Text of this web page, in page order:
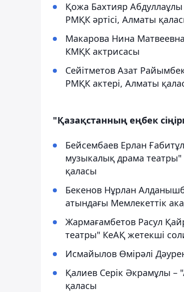
Қожа Бахтияр
РМҚК әртісі, Алматы
Макарова Нина
КМҚК актрисасы
Сейітметов Азат
РМҚК актері, Алматы
"Қазақстанның еңбек
Бейсембаев Ерлан
музыкалық драма
қаласы
Бекенов Нұрлан
атындағы Мемлекеттік
Жармағамбетов Расул
театры" КеАҚ жетекші
Исмайылов Өмірәлі
Қалиев Серік Әкрамұлы –
қаласы